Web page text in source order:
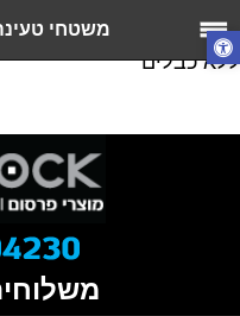
משטח טעינה ממותג,
ללא כבלים
משטחי